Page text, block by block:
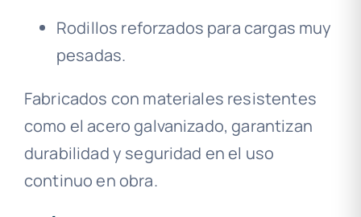
Rodillos reforzados para cargas muy
pesadas.
Fabricados con materiales resistentes
como el acero galvanizado, garantizan
durabilidad y seguridad en el uso
continuo en obra.